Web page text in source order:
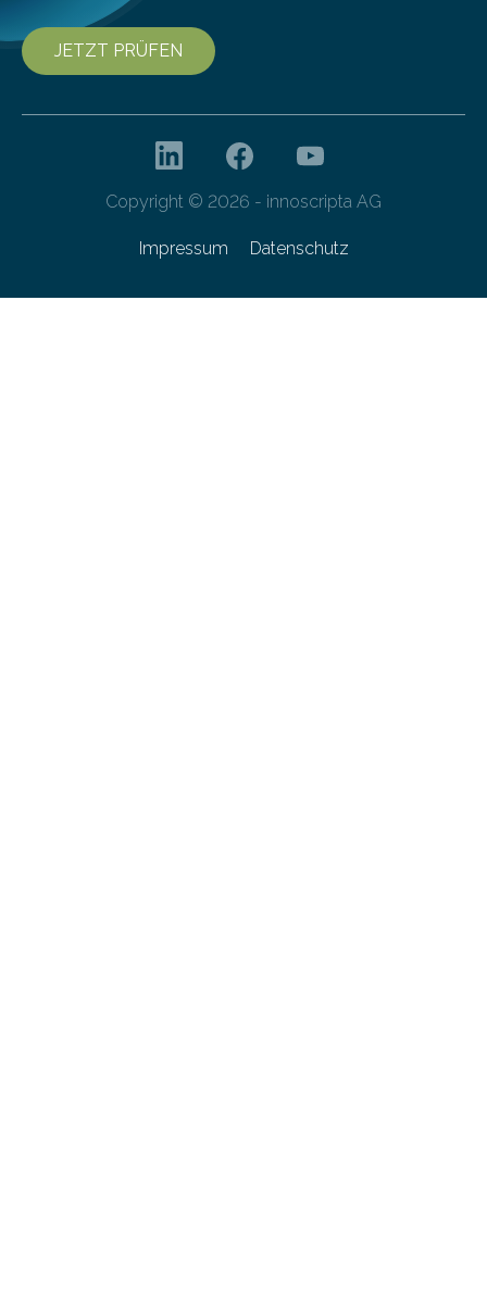
JETZT PRÜFEN
Copyright © 2026 - innoscripta AG
Impressum Datenschutz